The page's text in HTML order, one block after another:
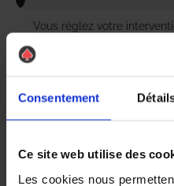
Consentement
Ce site web utilise des
Les cookies nous
Vous réglez votre
chèque, un reçu CB et une
Vous évaluez la